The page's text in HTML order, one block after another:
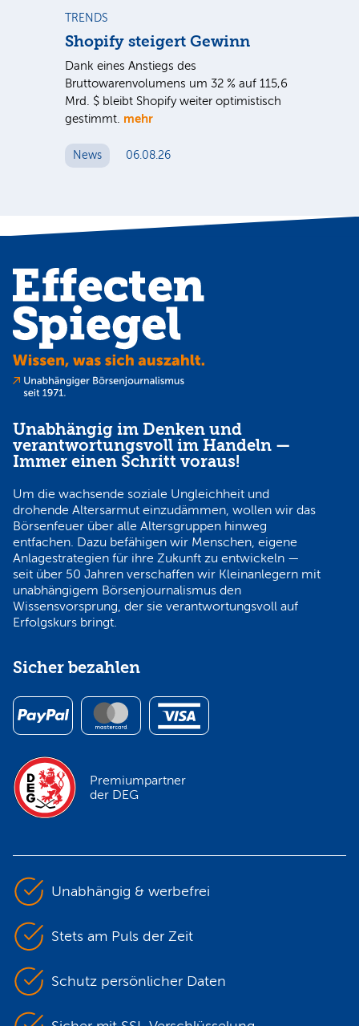
TRENDS
Shopify steigert Gewinn
Dank eines Anstiegs des
Bruttowarenvolumens um 32 % auf 115,6
Mrd. $ bleibt Shopify weiter optimistisch
gestimmt. mehr
News 06.08.26
Unabhängig im Denken und
verantwortungsvoll im Handeln —
Immer einen Schritt voraus!
Um die wachsende soziale Ungleichheit und
drohende Altersarmut einzudämmen, wollen wir das
Börsenfeuer über alle Altersgruppen hinweg
entfachen. Dazu befähigen wir Menschen, eigene
Anlagestrategien für ihre Zukunft zu entwickeln —
seit über 50 Jahren verschaffen wir Kleinanlegern mit
unabhängigem Börsenjournalismus den
Wissensvorsprung, der sie verantwortungsvoll auf
Erfolgskurs bringt.
Sicher bezahlen
Premiumpartner
der DEG
Unabhängig & werbefrei
Stets am Puls der Zeit
Schutz persönlicher Daten